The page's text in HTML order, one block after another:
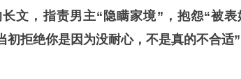
长文，指责男主“隐瞒家境”，抱怨“被
初拒绝你是因为没耐心，不是真的不合适”